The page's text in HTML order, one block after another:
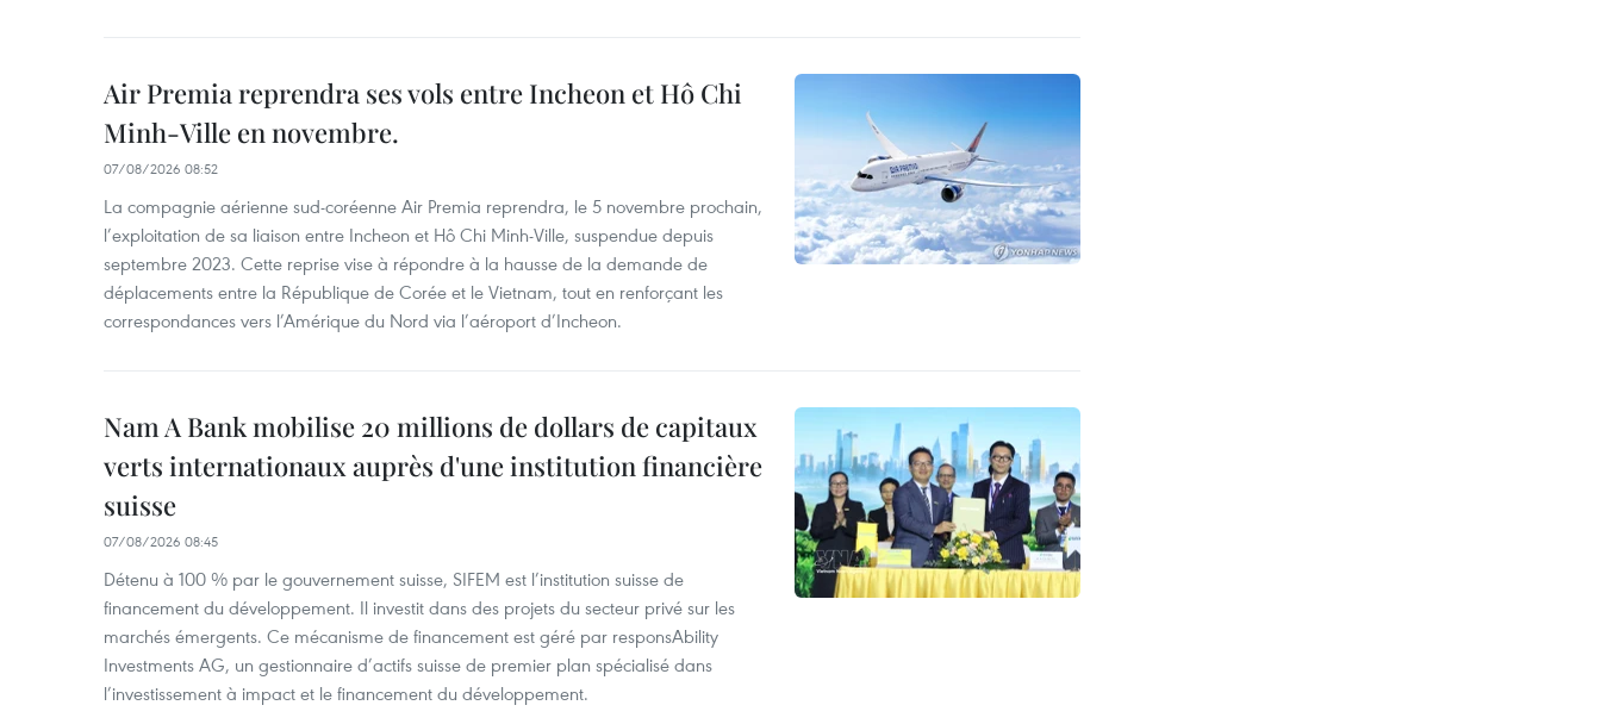
Air Premia reprendra ses vols entre Incheon et Hô Chi
Minh-Ville en novembre.
07/08/2026 08:52
La compagnie aérienne sud-coréenne Air Premia reprendra, le 5 novembre prochain,
l’exploitation de sa liaison entre Incheon et Hô Chi Minh-Ville, suspendue depuis
septembre 2023. Cette reprise vise à répondre à la hausse de la demande de
déplacements entre la République de Corée et le Vietnam, tout en renforçant les
correspondances vers l’Amérique du Nord via l’aéroport d’Incheon.
Nam A Bank mobilise 20 millions de dollars de capitaux
verts internationaux auprès d'une institution financière
suisse
07/08/2026 08:45
Détenu à 100 % par le gouvernement suisse, SIFEM est l’institution suisse de
financement du développement. Il investit dans des projets du secteur privé sur les
marchés émergents. Ce mécanisme de financement est géré par responsAbility
Investments AG, un gestionnaire d’actifs suisse de premier plan spécialisé dans
l’investissement à impact et le financement du développement.